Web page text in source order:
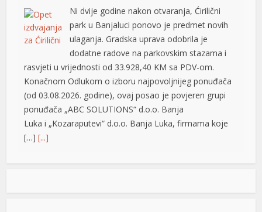
Ni dvije godine nakon otvaranja, Ćirilični
park u Banjaluci ponovo je predmet novih
ulaganja. Gradska uprava odobrila je
dodatne radove na parkovskim stazama i
rasvjeti u vrijednosti od 33.928,40 KM sa PDV-om.
Konačnom Odlukom o izboru najpovoljnijeg ponuđača
(od 03.08.2026. godine), ovaj posao je povjeren grupi
ponuđača „ABC SOLUTIONS“ d.o.o. Banja
Luka i „Kozaraputevi“ d.o.o. Banja Luka, firmama koje
[…][...]
Preminuo Drago Galić: Euroherc se oprašta od jednog
U 73. godini preminuo je Drago Galić iz